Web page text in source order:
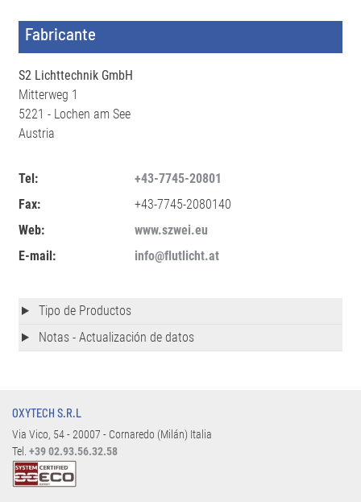
Fabricante
S2 Lichttechnik GmbH
Mitterweg 1
5221 - Lochen am See
Austria
Tel:
+43-7745-20801
Fax:
+43-7745-2080140
Web:
www.szwei.eu
E-mail:
info@flutlicht.at
Tipo de Productos
Notas - Actualización de datos
OXYTECH S.R.L
Via Vico, 54 - 20007 - Cornaredo (Milán) Italia
Tel. +39 02.93.56.32.58